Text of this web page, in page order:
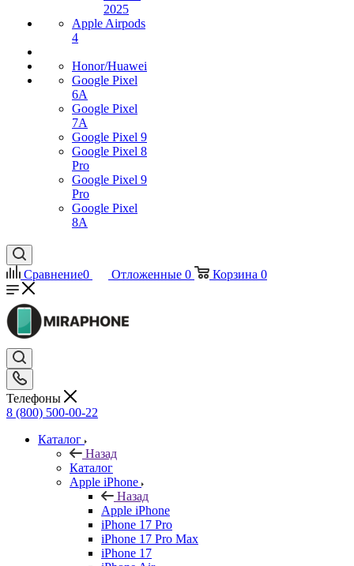
2025
Apple Airpods
4
Honor/Huawei
Google Pixel
6A
Google Pixel
7А
Google Pixel 9
Google Pixel 8
Pro
Google Pixel 9
Pro
Google Pixel
8A
Сравнение0 Отложенные 0 Корзина 0
Телефоны
8 (800) 500-00-22
Каталог
Назад
Каталог
Apple iPhone
Назад
Apple iPhone
iPhone 17 Pro
iPhone 17 Pro Max
iPhone 17